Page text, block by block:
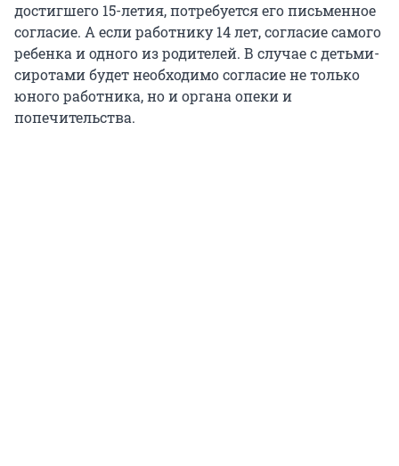
достигшего 15-летия, потребуется его письменное
согласие. А если работнику14 лет,согласие самого
ребенка и одного из родителей. В случае с детьми-
сиротами будет необходимо согласие не только
юного работника, но и органа опеки и
попечительства.